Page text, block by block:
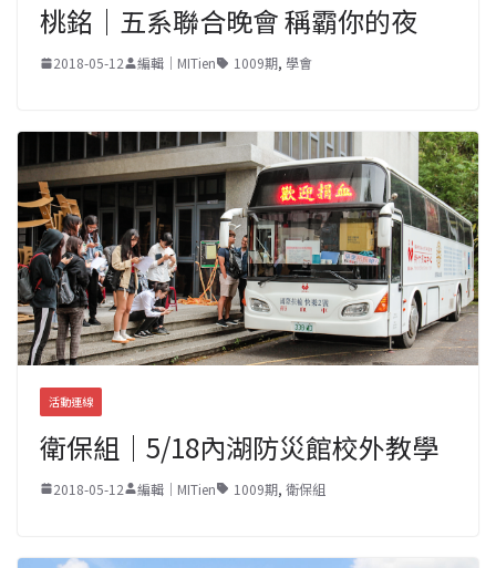
桃銘｜五系聯合晚會 稱霸你的夜
2018-05-12 編輯｜MITien 1009期, 學會
活動連線
衛保組｜5/18內湖防災館校外教學
2018-05-12 編輯｜MITien 1009期, 衛保組